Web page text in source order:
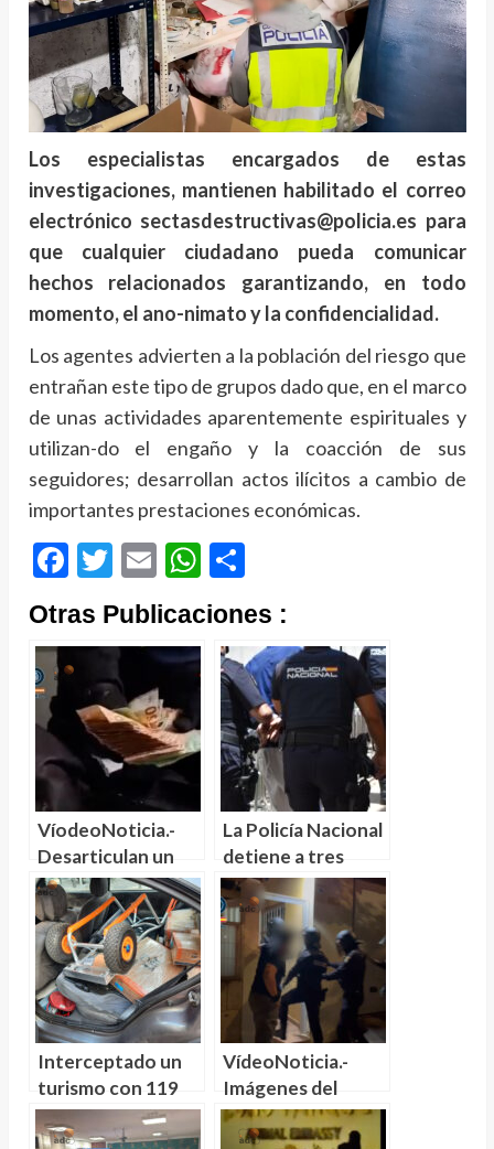
Los especialistas encargados de estas
investigaciones, mantienen habilitado el correo
electrónico sectasdestructivas@policia.es para
que cualquier ciudadano pueda comunicar
hechos relacionados garantizando, en todo
momento, el ano-nimato y la confidencialidad.
Los agentes advierten a la población del riesgo que
entrañan este tipo de grupos dado que, en el marco
de unas actividades aparentemente espirituales y
utilizan-do el engaño y la coacción de sus
seguidores; desarrollan actos ilícitos a cambio de
importantes prestaciones económicas.
Facebook
Twitter
EmailWhatsApp
Compartir
Otras Publicaciones :
VíodeoNoticia.-
Desarticulan un
grupo criminal
dedicado al robo
de furgones de
reparto de dinero
La Policía Nacional
detiene a tres
personas e
interviene una
laboratorio casero
para cocinar crack
Interceptado un
turismo con 119
Kilos de
congelados para
VídeoNoticia.-
Imágenes del
operativo policial.
Desmantelada